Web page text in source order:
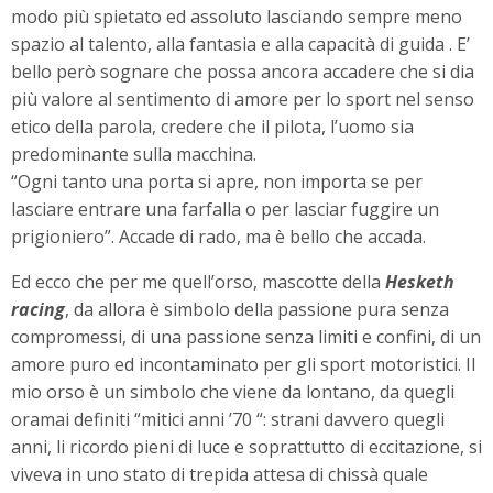
modo più spietato ed assoluto lasciando sempre meno
spazio al talento, alla fantasia e alla capacità di guida . E’
bello però sognare che possa ancora accadere che si dia
più valore al sentimento di amore per lo sport nel senso
etico della parola, credere che il pilota, l’uomo sia
predominante sulla macchina.
“Ogni tanto una porta si apre, non importa se per
lasciare entrare una farfalla o per lasciar fuggire un
prigioniero”. Accade di rado, ma è bello che accada.
Ed ecco che per me quell’orso, mascotte della Hesketh
racing, da allora è simbolo della passione pura senza
compromessi, di una passione senza limiti e confini, di un
amore puro ed incontaminato per gli sport motoristici. Il
mio orso è un simbolo che viene da lontano, da quegli
oramai definiti “mitici anni ’70 “: strani davvero quegli
anni, li ricordo pieni di luce e soprattutto di eccitazione, si
viveva in uno stato di trepida attesa di chissà quale